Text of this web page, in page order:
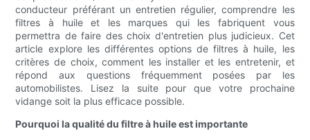
conducteur préférant un entretien régulier, comprendre les
filtres à huile et les marques qui les fabriquent vous
permettra de faire des choix d'entretien plus judicieux. Cet
article explore les différentes options de filtres à huile, les
critères de choix, comment les installer et les entretenir, et
répond aux questions fréquemment posées par les
automobilistes. Lisez la suite pour que votre prochaine
vidange soit la plus efficace possible.
Pourquoi la qualité du filtre à huile est importante